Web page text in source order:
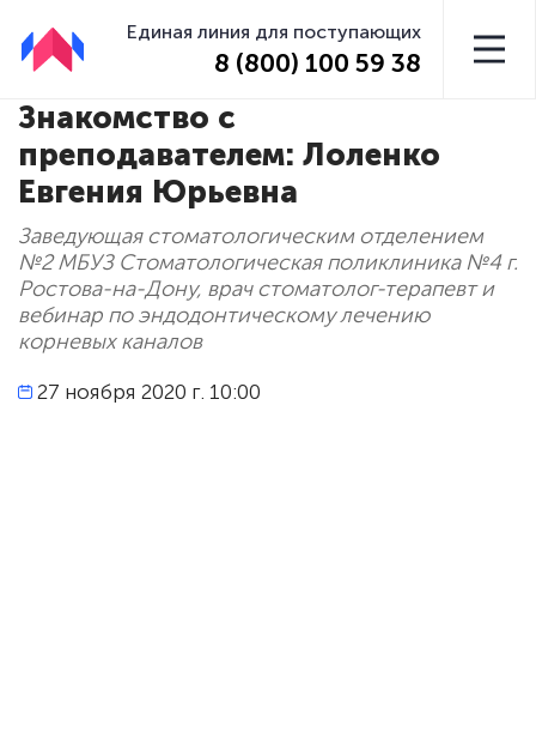
Единая линия для поступающих
8 (800) 100 59 38
Знакомство с
преподавателем: Лоленко
Евгения Юрьевна
Заведующая стоматологическим отделением
№2 МБУЗ Стоматологическая поликлиника №4 г.
Ростова-на-Дону, врач стоматолог-терапевт и
вебинар по эндодонтическому лечению
корневых каналов
27 ноября 2020 г. 10:00